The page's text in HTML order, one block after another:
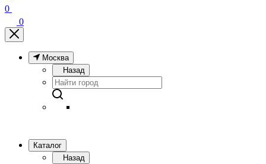
0
0
Москва
Назад
Каталог
Назад